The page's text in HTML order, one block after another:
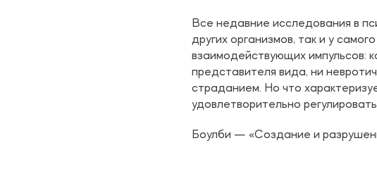
Все недавние исследования в
других организмов, так и у
взаимодействующих импульсов:
представителя вида, ни
страданием. Но что
удовлетворительно
Боулби — «Создание и